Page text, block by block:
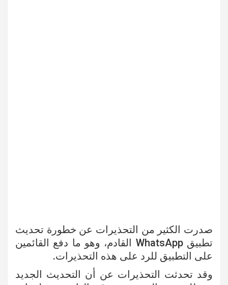
صدرت الكثير من التحذيرات عن خطورة تحديث
تطبيق WhatsApp القادم، وهو ما دفع القائمين
على التطبيق للرد على هذه التحذيرات.
وقد تحدثت التحذيرات عن أن التحديث الجديد